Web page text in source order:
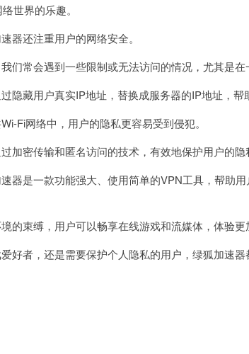
世界的乐趣。
还注重用户的网络安全。
常会遇到一些限制或无法访问的情况，尤其是在
藏用户真实IP地址，替换成服务器的IP地址，帮
Fi网络中，用户的隐私更容易受到侵犯。
密传输和匿名访问的技术，有效地保护用户的隐
是一款功能强大、使用简单的VPN工具，帮助用
束缚，用户可以畅享在线游戏和流媒体，体验更
者，还是需要保护个人隐私的用户，绿狐加速器